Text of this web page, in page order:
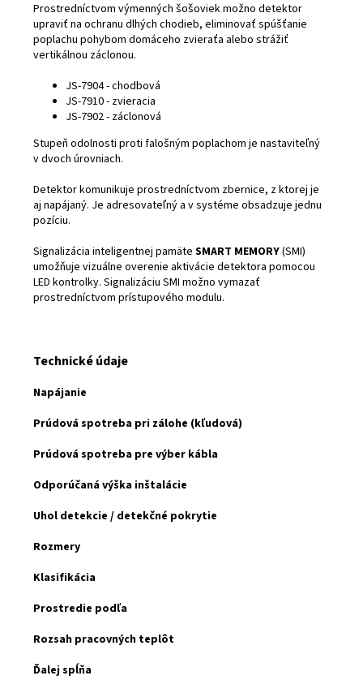
Prostredníctvom výmenných šošoviek možno detektor
upraviť na ochranu dlhých chodieb, eliminovať spúšťanie
poplachu pohybom domáceho zvieraťa alebo strážiť
vertikálnou záclonou.
JS-7904 - chodbová
JS-7910 - zvieracia
JS-7902 - záclonová
Stupeň odolnosti proti falošným poplachom je nastaviteľný
v dvoch úrovniach.
Detektor komunikuje prostredníctvom zbernice, z ktorej je
aj napájaný. Je adresovateľný a v systéme obsadzuje jednu
pozíciu.
Signalizácia inteligentnej pamäte SMART MEMORY(SMI)
umožňuje vizuálne overenie aktivácie detektora pomocou
LED kontrolky. Signalizáciu SMI možno vymazať
prostredníctvom prístupového modulu.
Technické údaje
Napájanie
Prúdová spotreba pri zálohe (kľudová)
Prúdová spotreba pre výber kábla
Odporúčaná výška inštalácie
Uhol detekcie / detekčné pokrytie
Rozmery
Klasifikácia
Prostredie podľa
Rozsah pracovných teplôt
Ďalej spĺňa